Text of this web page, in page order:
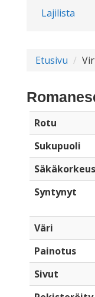
Lajilista
Etusivu
Rotu
Sukupuoli
Säkäkorkeus
Syntynyt
Väri
Painotus
Sivut